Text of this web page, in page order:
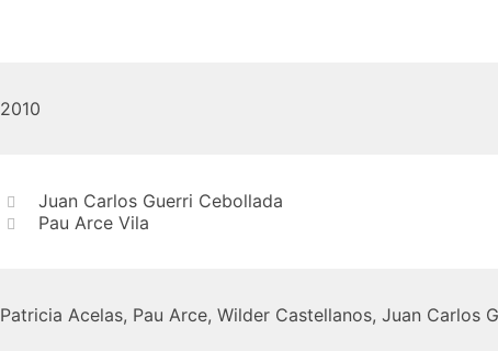
2010
Juan Carlos Guerri Cebollada
Pau Arce Vila
Patricia Acelas, Pau Arce, Wilder Castellanos, Juan Carlos